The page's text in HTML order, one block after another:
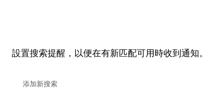
設置搜索提醒，以便在有新匹配可用時收到通知。